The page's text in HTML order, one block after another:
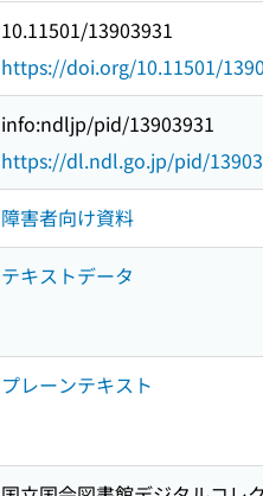
10.11501/13903931
https://doi.org/10.11501/
info:ndljp/pid/13903931
https://dl.ndl.go.jp/pid/
障害者向け資料
テキストデータ
プレーンテキスト